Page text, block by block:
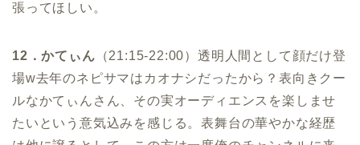
張ってほしい。
12．かてぃん （21:15-22:00）透明人間として顔だけ登
場w去年のネピサマはカオナシだったから？表向きクー
ルなかてぃんさん、その実オーディエンスを楽しませ
たいという意気込みを感じる。表舞台の華やかな経歴